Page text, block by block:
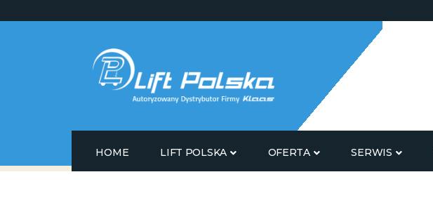
HOME LIFT POLSKA OFERTA SERWIS